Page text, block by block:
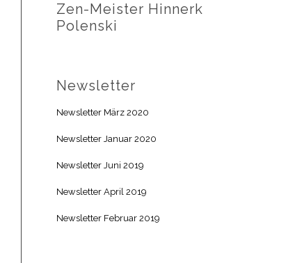
Zen-Meister Hinnerk
Polenski
Newsletter
Newsletter März 2020
Newsletter Januar 2020
Newsletter Juni 2019
Newsletter April 2019
Newsletter Februar 2019